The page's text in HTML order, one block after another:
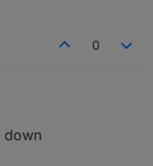
0
down